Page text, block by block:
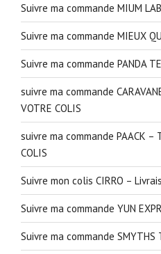
Suivre ma commande MIUM
Suivre ma commande MIEUX
Suivre ma commande PANDA
suivre ma commande
VOTRE COLIS
suivre ma commande PAACK –
COLIS
Suivre mon colis CIRRO –
Suivre ma commande YUN
Suivre ma commande SMYTHS